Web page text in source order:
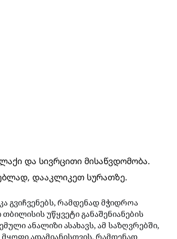
და სივრცითი მისაწვდომობა.
დააკლიკეთ სურათზე.
გვიჩვენებს, რამდენად მჭიდროა
უწყვეტი განაშენიანების
ანალიზი ასახავს, ამ საზღვრებში,
ადამიანისთვის, რამდენად